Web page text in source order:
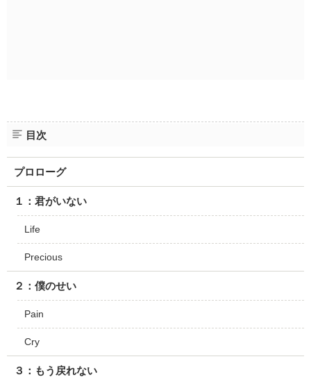
目次
プロローグ
１：君がいない
Life
Precious
２：僕のせい
Pain
Cry
３：もう戻れない